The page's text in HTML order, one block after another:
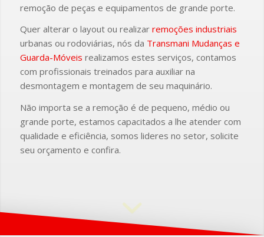
remoção de peças e equipamentos de grande porte.
Quer alterar o layout ou realizar remoções industriais
urbanas ou rodoviárias, nós da Transmani Mudanças e
Guarda-Móveis realizamos estes serviços, contamos
com profissionais treinados para auxiliar na
desmontagem e montagem de seu maquinário.
Não importa se a remoção é de pequeno, médio ou
grande porte, estamos capacitados a lhe atender com
qualidade e eficiência, somos lideres no setor, solicite
seu orçamento e confira.